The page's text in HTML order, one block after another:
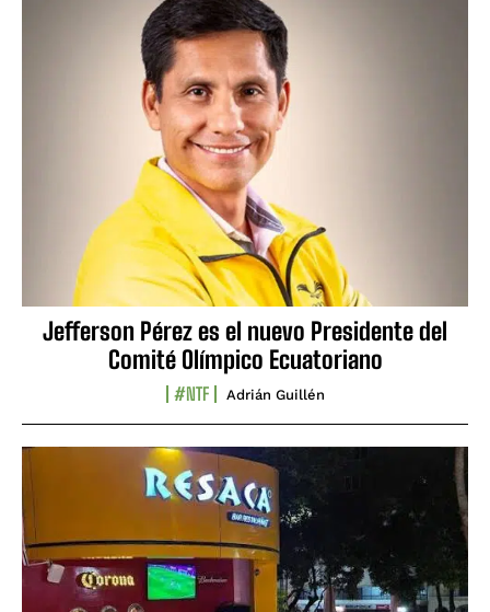
Jefferson Pérez es el nuevo Presidente del
Comité Olímpico Ecuatoriano
#NTF Adrián Guillén